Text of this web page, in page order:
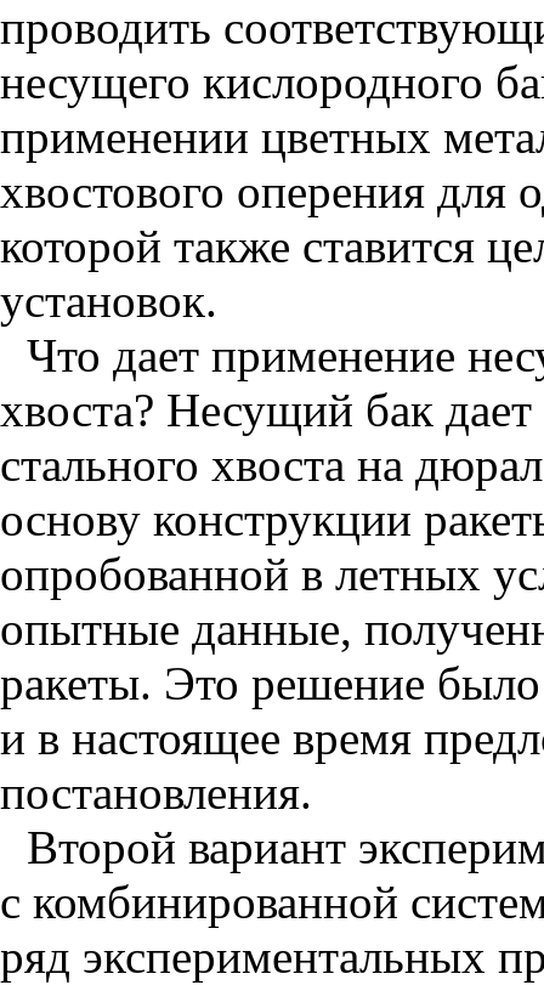
проводить
несущего кислородного
применении цветных
хвостового оперения для
которой также ставится
установок.
Что дает применение
хвоста? Несущий бак
стального хвоста на
основу конструкции
опробованной в летных
опытные данные,
ракеты. Это решение было
и в настоящее время
постановления.
Второй вариант
с комбинированной
ряд экспериментальных